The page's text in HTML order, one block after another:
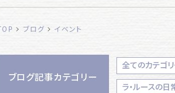
ブログ イベント
ブログ記事カテゴリー
全てのカテゴ
ラ・ルースの日